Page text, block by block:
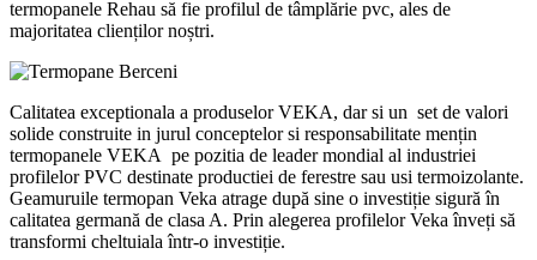
termopanele Rehau să fie profilul de tâmplărie pvc, ales de
majoritatea clienților noștri.
Calitatea exceptionala a produselor VEKA, dar si un set de valori
solide construite in jurul conceptelor si responsabilitate mențin
termopanele VEKA pe pozitia de leader mondial al industriei
profilelor PVC destinate productiei de ferestre sau usi termoizolante.
Geamuruile termopan Veka atrage după sine o investiție sigură în
calitatea germană de clasa A. Prin alegerea profilelor Veka înveți să
transformi cheltuiala într-o investiție.